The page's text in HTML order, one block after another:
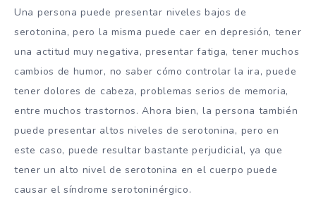
Una persona puede presentar niveles bajos de
serotonina, pero la misma puede caer en depresión, tener
una actitud muy negativa, presentar fatiga, tener muchos
cambios de humor, no saber cómo controlar la ira, puede
tener dolores de cabeza, problemas serios de memoria,
entre muchos trastornos. Ahora bien, la persona también
puede presentar altos niveles de serotonina, pero en
este caso, puede resultar bastante perjudicial, ya que
tener un alto nivel de serotonina en el cuerpo puede
causar el síndrome serotoninérgico.